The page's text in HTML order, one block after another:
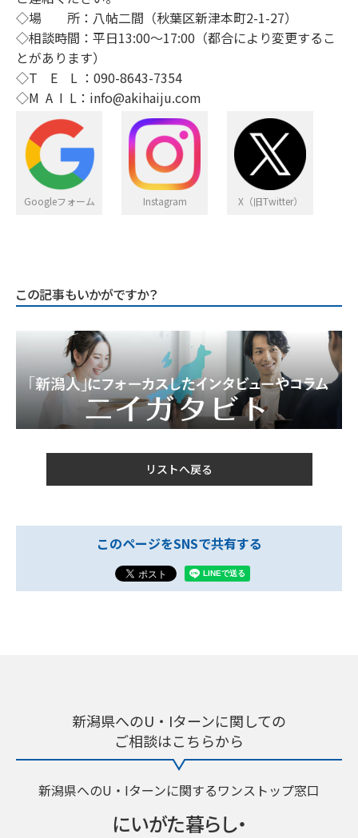
◇場 所：八帖二間（秋葉区新津本町2-1-27）
◇相談時間：平日13:00～17:00（都合により変更するこ
とがあります）
◇T E L ：090-8643-7354
◇M A I L：info@akihaiju.com
Googleフォーム Instagram X（旧Twitter）
この記事もいかがですか？
リストへ戻る
このページをSNSで共有する
新潟県へのU・Iターンに関しての
ご相談はこちらから
新潟県へのU・Iターンに関するワンストップ窓口
にいがた暮らし・